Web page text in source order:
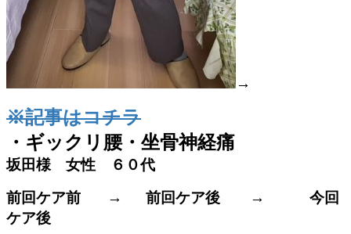
→
※記事はコチラ
・ギックリ腰・坐骨神経痛
坂田様 女性 ６０代
前回ケア前 → 前回ケア後
→ 今回
ケア後